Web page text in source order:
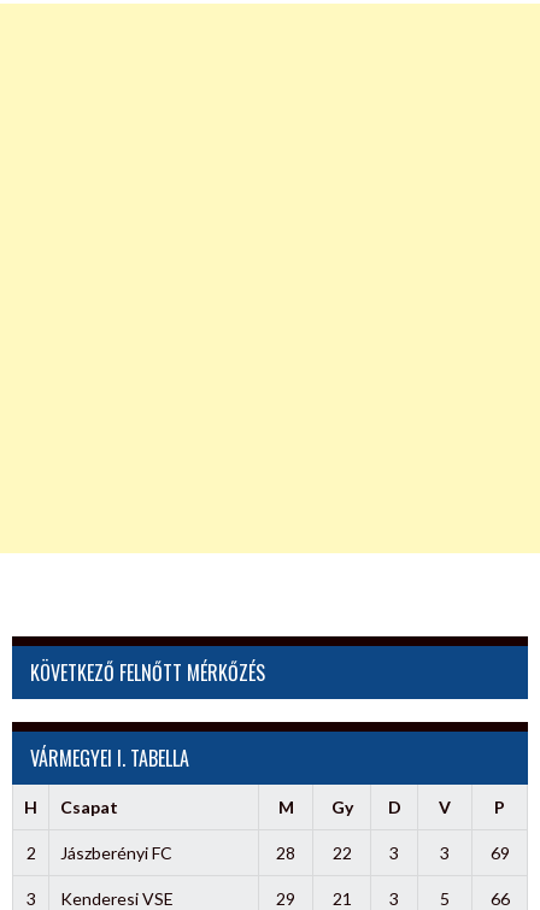
KÖVETKEZŐ FELNŐTT MÉRKŐZÉS
VÁRMEGYEI I. TABELLA
H Csapat M Gy D V P
2 Jászberényi FC 28 22 3 3 69
3 Kenderesi VSE 29 21 3 5 66